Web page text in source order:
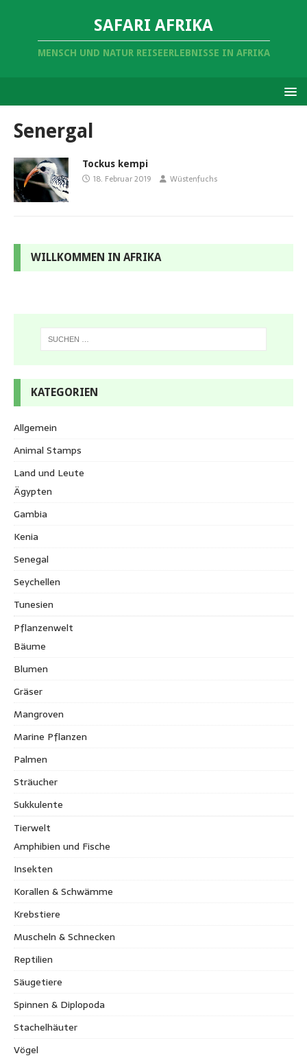
SAFARI AFRIKA
MENSCH UND NATUR REISEERLEBNISSE IN AFRIKA
Senergal
Tockus kempi
18. Februar 2019 Wüstenfuchs
WILLKOMMEN IN AFRIKA
KATEGORIEN
Allgemein
Animal Stamps
Land und Leute
Ägypten
Gambia
Kenia
Senegal
Seychellen
Tunesien
Pflanzenwelt
Bäume
Blumen
Gräser
Mangroven
Marine Pflanzen
Palmen
Sträucher
Sukkulente
Tierwelt
Amphibien und Fische
Insekten
Korallen & Schwämme
Krebstiere
Muscheln & Schnecken
Reptilien
Säugetiere
Spinnen & Diplopoda
Stachelhäuter
Vögel